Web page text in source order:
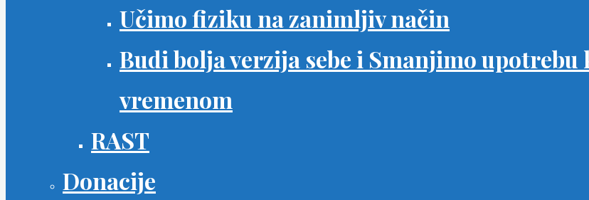
Učimo fiziku na zanimljiv način
Budi bolja verzija sebe i Smanjimo
vremenom
RAST
Donacije